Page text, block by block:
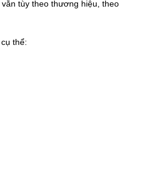
tùy theo thương hiệu, theo
thể: